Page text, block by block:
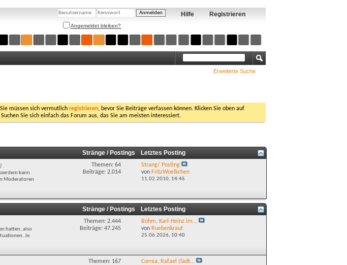
Registrieren
Hilfe
Angemeldet bleiben?
Erweiterte Suche
müssen sich vermutlich registrieren, bevor Sie Beiträge verfassen können. Klicken Sie oben auf
Sie sich einfach das Forum aus, das Sie am meisten interessiert.
Stränge / Postings Letztes Posting
kann
Moderatoren
Themen: 64
Beiträge: 2.014
Strang/ Posting
von FritzWoelkchen
11.02.2010, 14:45
Stränge / Postings Letztes Posting
hatten, also
Je
Themen: 2.444
Beiträge: 47.245
Böhm, Karl-Heinz im...
von Ruebenkraut
25.06.2026, 10:40
Themen: 167
Correa, Rafael (lädt...